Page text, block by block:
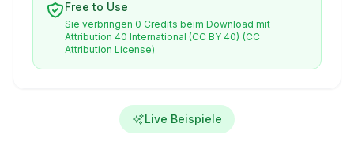
Free to Use
Sie verbringen 0 Credits beim Download mit
Attribution 40 International (CC BY 40) (CC
Attribution License)
Live Beispiele